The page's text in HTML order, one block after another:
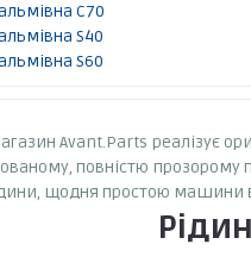
C70
S40
S60
Avant.Parts реалізує
повністю
щодня простою машини